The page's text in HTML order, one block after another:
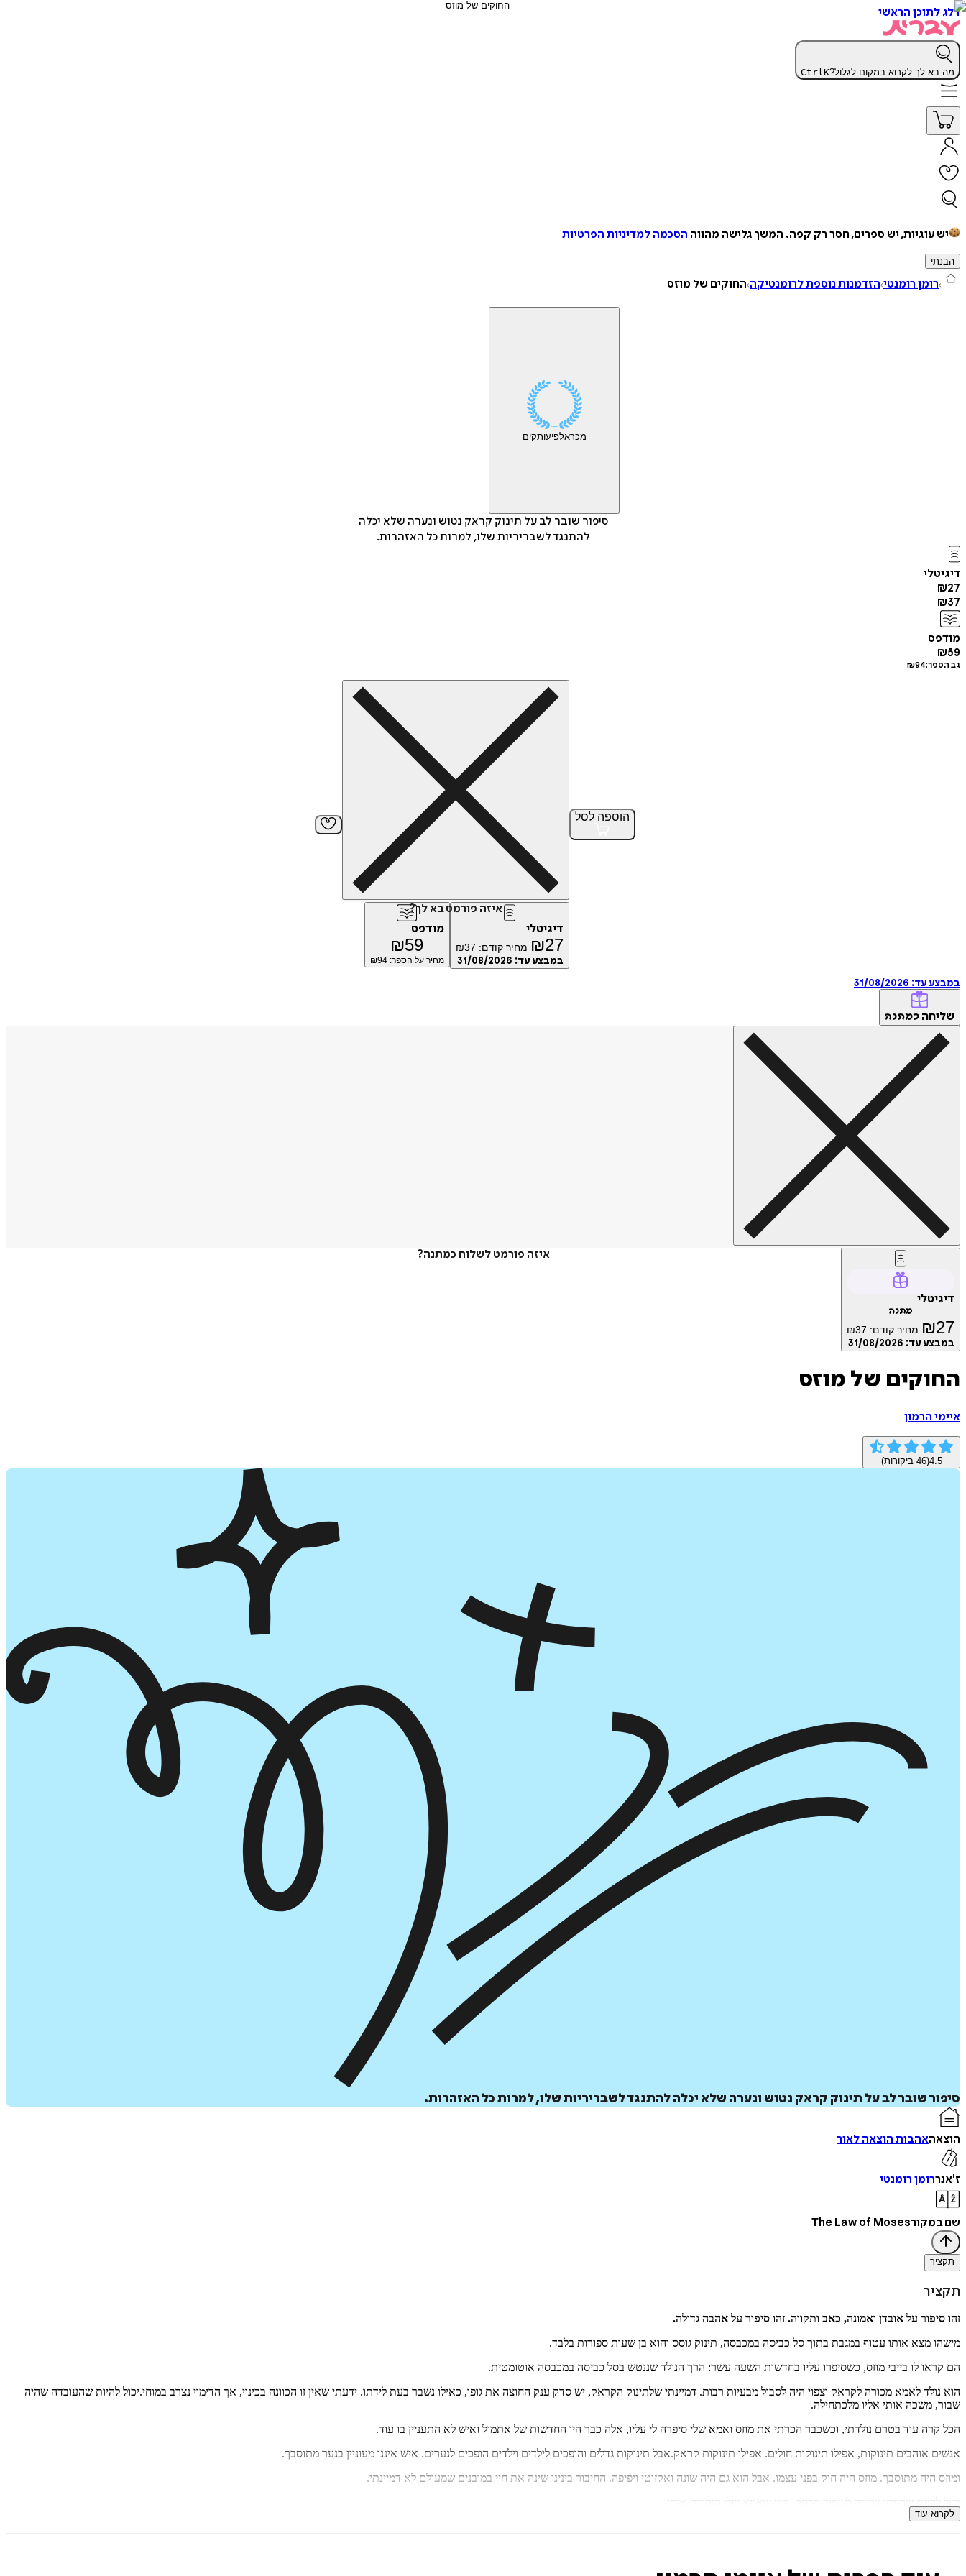
דלג לתוכן הראשי
מה בא לך לקרוא במקום לגלול? CtrlK
יש עוגיות, יש ספרים, חסר רק קפה. המשך גלישה מהווה הסכמה למדיניות הפרטיות
הבנתי
רומן רומנטי הזדמנות נוספת לרומנטיקה החוקים של מוזס
מכראלפיעותקים
סיפור שובר לב על תינוק קראק נטוש ונערה שלא יכלה
להתנגד לשבריריות שלו, למרות כל האזהרות.
דיגיטלי
₪27
₪37
מודפס
₪59
גב הספר: ₪94
הוספה לסל
איזה פורמט בא לך?
דיגיטלי
₪27 מחיר קודם: ₪37
במבצע עד: 31/08/2026
מודפס
₪59
מחיר על הספר: ₪94
במבצע עד: 31/08/2026
שליחה כמתנה
איזה פורמט לשלוח כמתנה?
דיגיטלי
מתנה
₪27 מחיר קודם: ₪37
במבצע עד: 31/08/2026
הוספה
איזה פורמט בא לך?
דיגיטלי
₪27 מחיר קודם: ₪37
במבצע עד:
31/08/2026
מודפס
59
מחיר על הספר: ₪
החוקים של מוזס
איימי הרמון
4.5
(
46 ביקורות)
סיפור שובר לב על תינוק קראק נטוש ונערה שלא יכלה להתנגד לשבריריות שלו, למרות כל האזהרות.
הוצאהאהבות הוצאה לאור
ז'אנררומן רומנטי
שם במקורThe Law of Moses
תקציר
תקציר
זהו סיפור על אובדן ואמונה, כאב ותקווה. זהו סיפור על אהבה גדולה.
מישהו מצא אותו עטוף במגבת בתוך סל כביסה במכבסה, תינוק גוסס והוא בן שעות ספורות בלבד.
הם קראו לו בייבי מוזס, כשסיפרו עליו בחדשות השעה עשר: הרך הנולד שננטש בסל כביסה במכבסה אוטומטית.
הוא נולד לאמא מכורה לקראק וצפוי היה לסבול מבעיות רבות. דמיינתי שלתינוק הקראק, יש סדק ענק החוצה את גופו, כאילו נשבר בעת לידתו. ידעתי שאין זו הכוונה בכינוי, אך הדימוי נצרב במוחי.יכול להיות שהעובדה שהיה
שבור, משכה אותי אליו מלכתחילה.
הכל קרה עוד בטרם נולדתי, וכשכבר הכרתי את מוזס ואמא שלי סיפרה לי עליו, אלה כבר היו החדשות של אתמול ואיש לא התעניין בו עוד.
אנשים אוהבים תינוקות, אפילו תינוקות חולים. אפילו תינוקות קראק.אבל תינוקות גדלים והופכים לילדים וילדים הופכים לנערים. איש איננו מעוניין בנער מתוסבך.
ומוזס היה מתוסבך. מוזס היה חוק בפני עצמו. אבל הוא גם היה שונה ואקזוטי ויפיפה. החיבור בינינו שינה את חיי במובנים שמעולם לא דמיינתי.
לקרוא עוד